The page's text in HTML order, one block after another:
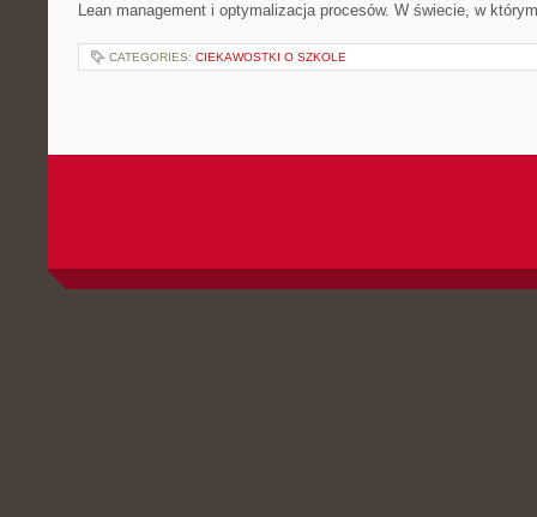
Lean management i optymalizacja procesów. W świecie, w
CATEGORIES: CIEKAWOSTKI O SZKOLE